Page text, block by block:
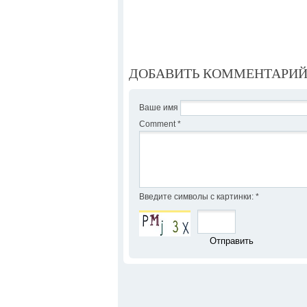
ДОБАВИТЬ КОММЕНТАРИЙ
Ваше имя
Comment *
Введите символы с картинки: *